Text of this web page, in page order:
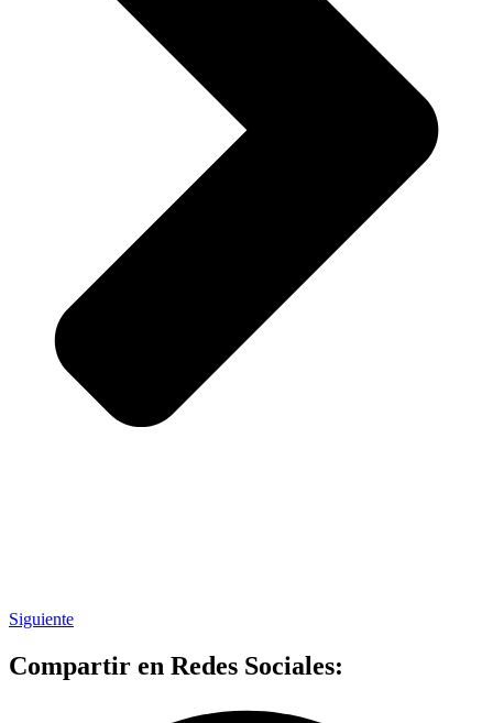
Siguiente
Compartir en Redes Sociales: